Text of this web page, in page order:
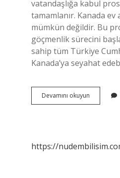
vatandaşlığa kabul
tamamlanır. Kanada ev
mümkün değildir. Bu
göçmenlik sürecini
sahip tüm Türkiye
Kanada’ya seyahat
Devamını okuyun
Vatandaşlığı
https://